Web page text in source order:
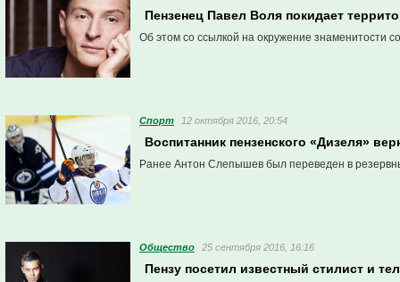
Пензенец Павел Воля покидает
Об этом со ссылкой на окружение знаменитости
Спорт 12 октября 2016, 20:54
Воспитанник пензенского «Дизеля»
Ранее Антон Слепышев был переведен в
Общество 25 сентября 2016, 16:16
Пензу посетил известный стилист и